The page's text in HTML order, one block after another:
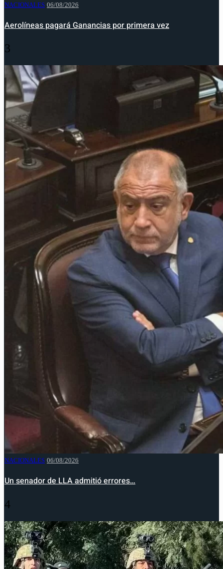
NACIONALES 06/08/2026
Aerolíneas pagará Ganancias por primera vez
3
NACIONALES 06/08/2026
Un senador de LLA admitió errores…
4